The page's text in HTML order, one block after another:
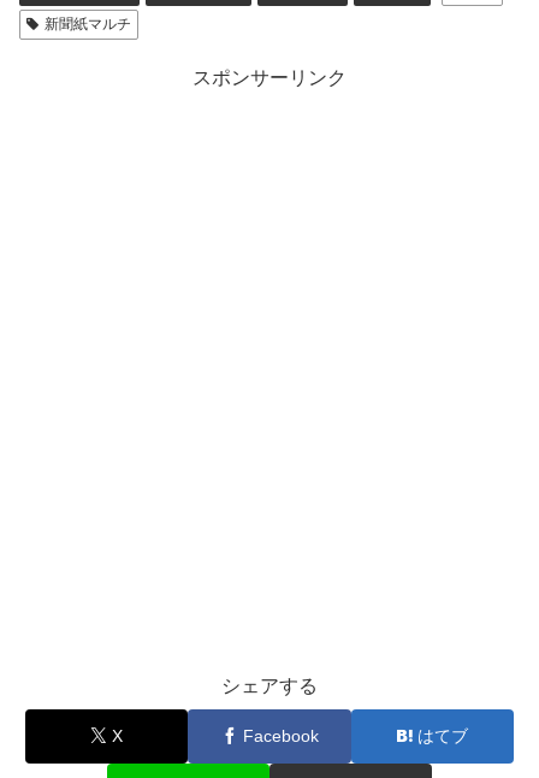
新聞紙マルチ
スポンサーリンク
シェアする
X Facebook はてブ